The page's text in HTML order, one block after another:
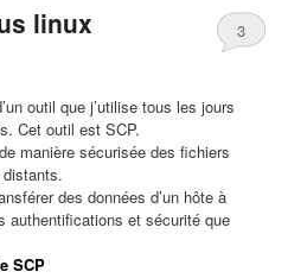
linux 3
outil que j’utilise tous les jours
. Cet outil estSCP.
manière sécurisée des fichiers
des données d’un hôte à
authentifications et sécurité que
SCP